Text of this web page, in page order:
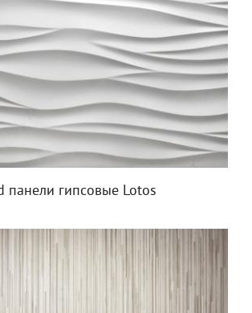
панели гипсовые Lotos